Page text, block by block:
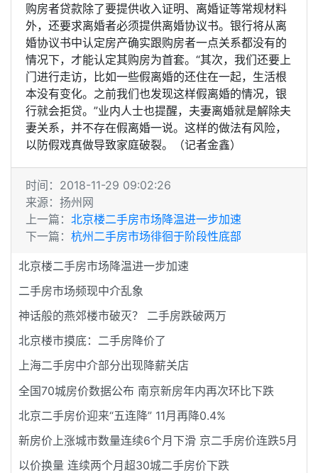
购房者贷款除了要提供收入证明、离婚证等常规材料
外，还要求离婚者必须提供离婚协议书。银行将从离
婚协议书中认定房产确实跟购房者一点关系都没有的
情况下，才能认定其购房为首套。“其次，我们还要上
门进行走访，比如一些假离婚的还住在一起，生活根
本没有变化。之前我们也发现这样假离婚的情况，银
行就会拒贷。”业内人士也提醒，夫妻离婚就是解除夫
妻关系，并不存在假离婚一说。这样的做法有风险，
以防假戏真做导致家庭破裂。（记者金鑫）
时间：2018-11-29 09:02:26
来源：扬州网
上一篇： 北京楼二手房市场降温进一步加速
下一篇： 杭州二手房市场徘徊于阶段性底部
北京楼二手房市场降温进一步加速
二手房市场频现中介乱象
神话般的燕郊楼市破灭？ 二手房跌破两万
北京楼市摸底：二手房降价了
上海二手房中介部分出现降薪关店
全国70城房价数据公布 南京新房年内再次环比下跌
北京二手房价迎来“五连降” 11月再降0.4%
新房价上涨城市数量连续6个月下滑 京二手房价连跌5月
以价换量 连续两个月超30城二手房价下跌